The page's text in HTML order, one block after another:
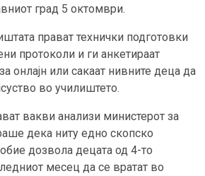
град 5 октомври.
прават технички подготовки
протоколи и ги анкетираат
онлајн или сакаат нивните деца да
во училиштето.
вакви анализи министерот за
дека ниту едно скопско
дозвола децата од 4-то
месец да се вратат во